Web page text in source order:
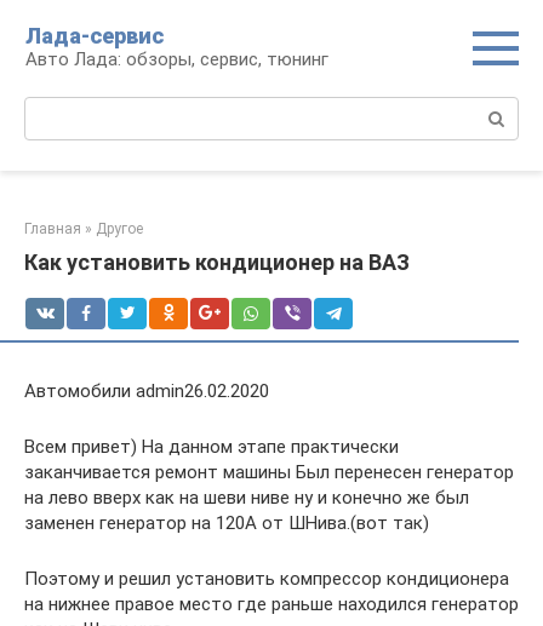
контенту
Лада-сервис
Авто Лада: обзоры, сервис, тюнинг
Главная » Другое
Как установить кондиционер на ВАЗ
Автомобили admin26.02.2020
Всем привет) На данном этапе практически
заканчивается ремонт машины Был перенесен генератор
на лево вверх как на шеви ниве ну и конечно же был
заменен генератор на 120А от ШНива.(вот так)
Поэтому и решил установить компрессор кондиционера
на нижнее правое место где раньше находился генератор